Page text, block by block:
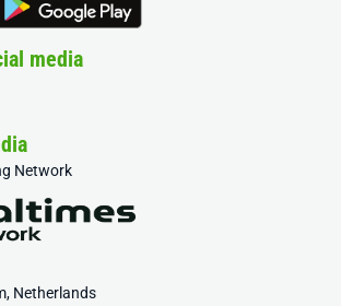
media
Network
Netherlands